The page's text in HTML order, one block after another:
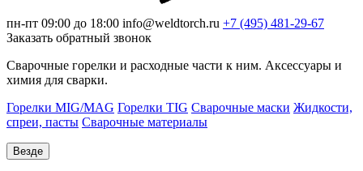
пн-пт 09:00 до 18:00 info@weldtorch.ru +7 (495) 481-29-67
Заказать обратный звонок
Сварочные горелки и расходные части к ним. Аксессуары и
химия для сварки.
Горелки MIG/MAG Горелки TIG Сварочные маски Жидкости,
спреи, пасты Сварочные материалы
Везде